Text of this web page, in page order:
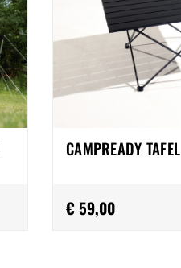
CAMPREADY TAFEL
€ 59,00